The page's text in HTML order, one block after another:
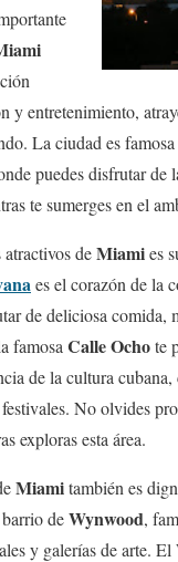
y entretenimiento,
La ciudad es
puedes disfrutar de
te sumerges en el
deMiamies
es el corazón de la
de deliciosa comida,
famosa Calle Ochote
de la cultura
No olvides
exploras esta área.
Miamitambién es
deWynwood,
y galerías de arte. El